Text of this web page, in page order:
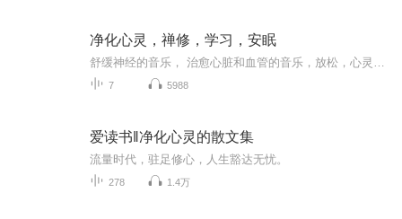
净化心灵，禅修，学习，安眠
7 5988
爱读书‖净化心灵的散文集
流量时代，驻足修心，人生豁达无忧。
278 1.4万